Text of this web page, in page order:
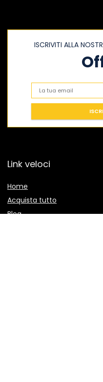
ISCRIVITI ALLA
Link veloci
Home
Acquista tutto
Blog